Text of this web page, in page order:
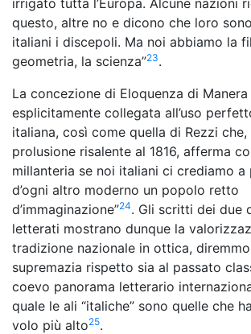
irrigato tutta l’Europa. Alcune nazioni
questo, altre no e dicono che loro
italiani i discepoli. Ma noi abbiamo la
geometria, la scienza”23.
La concezione di Eloquenza di
esplicitamente collegata all’uso
italiana, così come quella di Rezzi che,
prolusione risalente al 1816, afferma
millanteria se noi italiani ci crediamo a
d’ogni altro moderno un popolo retto
d’immaginazione”24. Gli scritti dei due
letterati mostrano dunque la
tradizione nazionale in ottica,
supremazia rispetto sia al passato
coevo panorama letterario
quale le ali “italiche” sono quelle che
volo più alto25.